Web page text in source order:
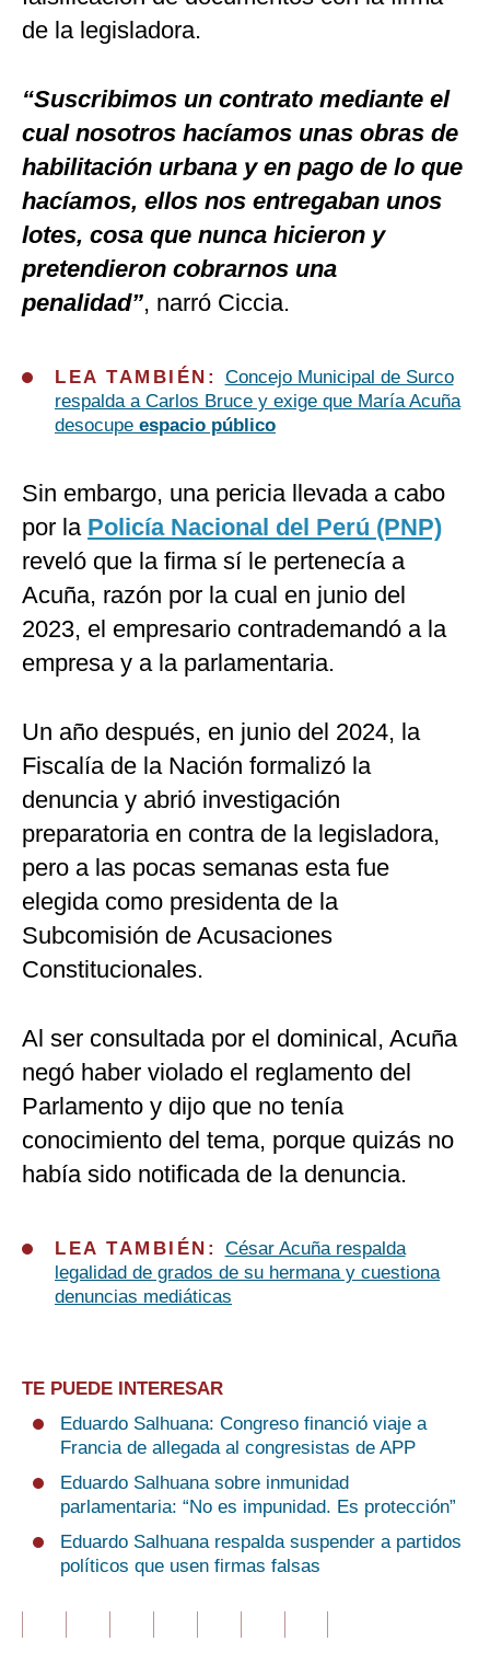
de la legisladora.
“Suscribimos un contrato mediante el
cual nosotros hacíamos unas obras de
habilitación urbana y en pago de lo que
hacíamos, ellos nos entregaban unos
lotes, cosa que nunca hicieron y
pretendieron cobrarnos una
penalidad”, narró Ciccia.
LEA TAMBIÉN: Concejo Municipal de Surco
respalda a Carlos Bruce y exige que María Acuña
desocupe espacio público
Sin embargo, una pericia llevada a cabo
por la Policía Nacional del Perú (PNP)
reveló que la firma sí le pertenecía a
Acuña, razón por la cual en junio del
2023, el empresario contrademandó a la
empresa y a la parlamentaria.
Un año después, en junio del 2024, la
Fiscalía de la Nación formalizó la
denuncia y abrió investigación
preparatoria en contra de la legisladora,
pero a las pocas semanas esta fue
elegida como presidenta de la
Subcomisión de Acusaciones
Constitucionales.
Al ser consultada por el dominical, Acuña
negó haber violado el reglamento del
Parlamento y dijo que no tenía
conocimiento del tema, porque quizás no
había sido notificada de la denuncia.
LEA TAMBIÉN: César Acuña respalda
legalidad de grados de su hermana y cuestiona
denuncias mediáticas
TE PUEDE INTERESAR
Eduardo Salhuana: Congreso financió viaje a
Francia de allegada al congresistas de APP
Eduardo Salhuana sobre inmunidad
parlamentaria: “No es impunidad. Es protección”
Eduardo Salhuana respalda suspender a partidos
políticos que usen firmas falsas